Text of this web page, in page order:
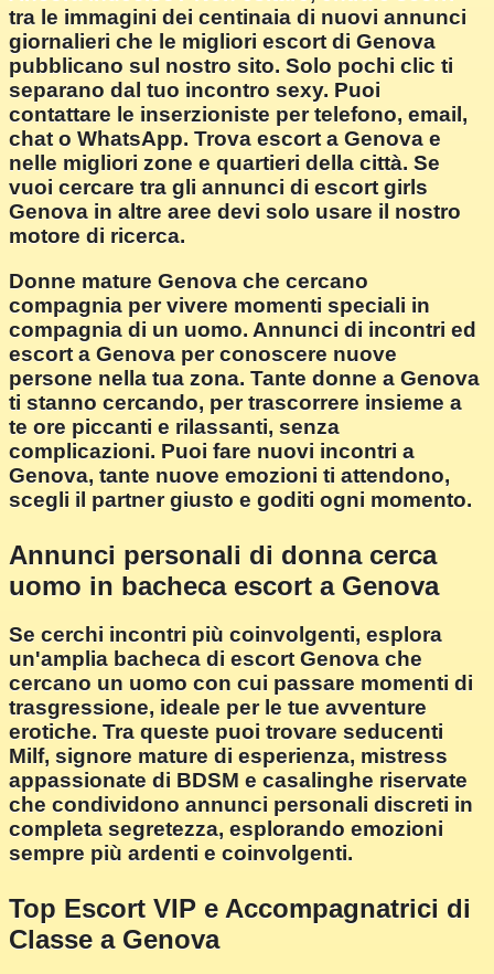
tra le immagini dei centinaia di nuovi annunci
giornalieri che le migliori escort di Genova
pubblicano sul nostro sito. Solo pochi clic ti
separano dal tuo incontro sexy. Puoi
contattare le inserzioniste per telefono, email,
chat o WhatsApp. Trova escort a Genova e
nelle migliori zone e quartieri della città. Se
vuoi cercare tra gli annunci di escort girls
Genova in altre aree devi solo usare il nostro
motore di ricerca.
Donne mature Genova che cercano
compagnia per vivere momenti speciali in
compagnia di un uomo. Annunci di incontri ed
escort a Genova per conoscere nuove
persone nella tua zona. Tante donne a Genova
ti stanno cercando, per trascorrere insieme a
te ore piccanti e rilassanti, senza
complicazioni. Puoi fare nuovi incontri a
Genova, tante nuove emozioni ti attendono,
scegli il partner giusto e goditi ogni momento.
Annunci personali di donna cerca
uomo in bacheca escort a Genova
Se cerchi incontri più coinvolgenti, esplora
un'amplia bacheca di escort Genova che
cercano un uomo con cui passare momenti di
trasgressione, ideale per le tue avventure
erotiche. Tra queste puoi trovare seducenti
Milf, signore mature di esperienza, mistress
appassionate di BDSM e casalinghe riservate
che condividono annunci personali discreti in
completa segretezza, esplorando emozioni
sempre più ardenti e coinvolgenti.
Top Escort VIP e Accompagnatrici di
Classe a Genova